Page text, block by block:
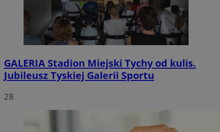
GALERIA Stadion Miejski Tychy od kulis.
Jubileusz Tyskiej Galerii Sportu
28